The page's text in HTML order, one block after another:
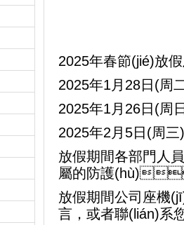
2025年春節(jié)放
2025年1月28日(周
2025年1月26日(周日
2025年2月5日(周三
放假期間各部門人
屬的防護
放假期間公司座機
言，或者聯(lián)系